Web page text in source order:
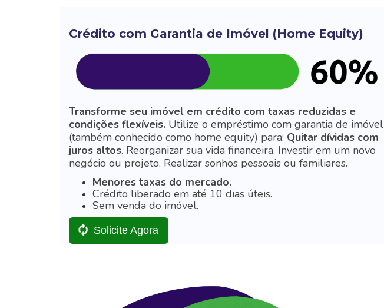
Crédito com Garantia de Imóvel (Home Equity)
Transforme seu imóvel em crédito com taxas reduzidas e
condições flexíveis. Utilize o empréstimo com garantia de imóvel
(também conhecido como home equity) para: Quitar dívidas com
juros altos. Reorganizar sua vida financeira. Investir em um novo
negócio ou projeto. Realizar sonhos pessoais ou familiares.
Menores taxas do mercado.
Crédito liberado em até 10 dias úteis.
Sem venda do imóvel.
Solicite Agora